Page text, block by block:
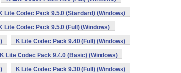
K Lite Codec Pack 9.5.0 (Standard) (Windows)
K Lite Codec Pack 9.5.0 (Full) (Windows)
K Lite Codec Pack 9.40 (Full) (Windows)
K Lite Codec Pack 9.4.0 (Basic) (Windows)
K Lite Codec Pack 9.30 (Full) (Windows)